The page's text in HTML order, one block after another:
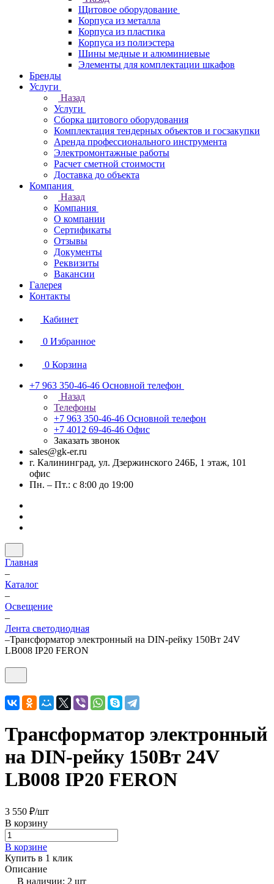
Щитовое оборудование
Корпуса из металла
Корпуса из пластика
Корпуса из полиэстера
Шины медные и алюминиевые
Элементы для комплектации шкафов
Бренды
Услуги
Назад
Услуги
Сборка щитового оборудования
Комплектация тендерных объектов и госзакупки
Аренда профессионального инструмента
Электромонтажные работы
Расчет сметной стоимости
Доставка до объекта
Компания
Назад
Компания
О компании
Сертификаты
Отзывы
Документы
Реквизиты
Вакансии
Галерея
Контакты
Кабинет
0 Избранное
0 Корзина
+7 963 350-46-46 Основной телефон
Назад
Телефоны
+7 963 350-46-46 Основной телефон
+7 4012 69-46-46 Офис
Заказать звонок
sales@gk-er.ru
г. Калининград, ул. Дзержинского 246Б, 1 этаж, 101
офис
Пн. – Пт.: с 8:00 до 19:00
Главная
–
Каталог
–
Освещение
–
Лента светодиодная
–Трансформатор электронный на DIN-рейку 150Вт 24V
LB008 IP20 FERON
Трансформатор электронный
на DIN-рейку 150Вт 24V
LB008 IP20 FERON
3 550 ₽/шт
В корзину
В корзине
Купить в 1 клик
Описание
В наличии: 2 шт